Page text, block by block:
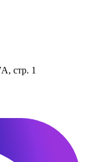
стр. 1